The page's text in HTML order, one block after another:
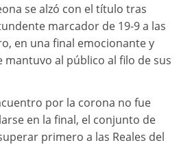
se alzó con el título tras
marcador de 19-9 a las
en una final emocionante y
mantuvo al público al filo de sus
por la corona no fue
en la final, el conjunto de
primero a las Reales del